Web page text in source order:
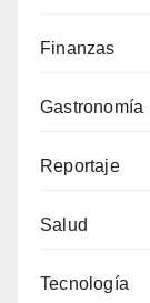
Finanzas
Gastronomía
Reportaje
Salud
Tecnología